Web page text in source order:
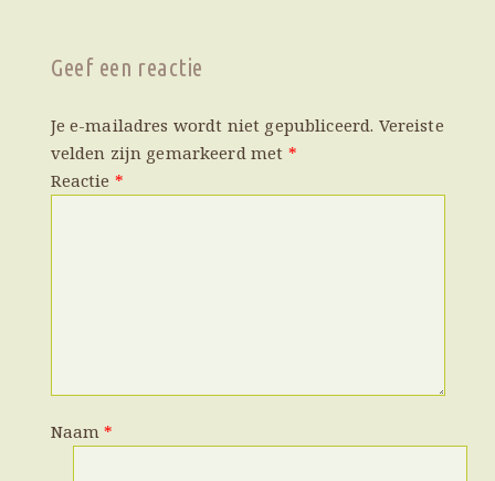
Geef een reactie
Je e-mailadres wordt niet gepubliceerd. Vereiste
velden zijn gemarkeerd met *
Reactie *
Naam*